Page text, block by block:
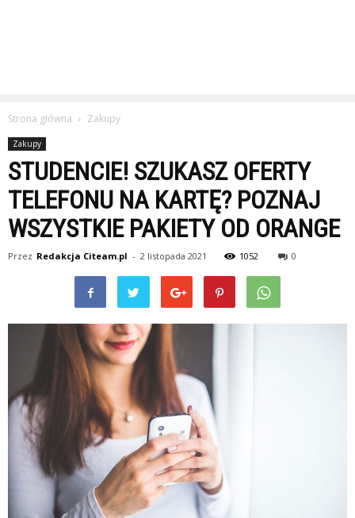
Strona główna Zakupy
Zakupy
STUDENCIE! SZUKASZ OFERTY
TELEFONU NA KARTĘ? POZNAJ
WSZYSTKIE PAKIETY OD ORANGE
Przez Redakcja Citeam.pl - 2 listopada 2021 1052 0